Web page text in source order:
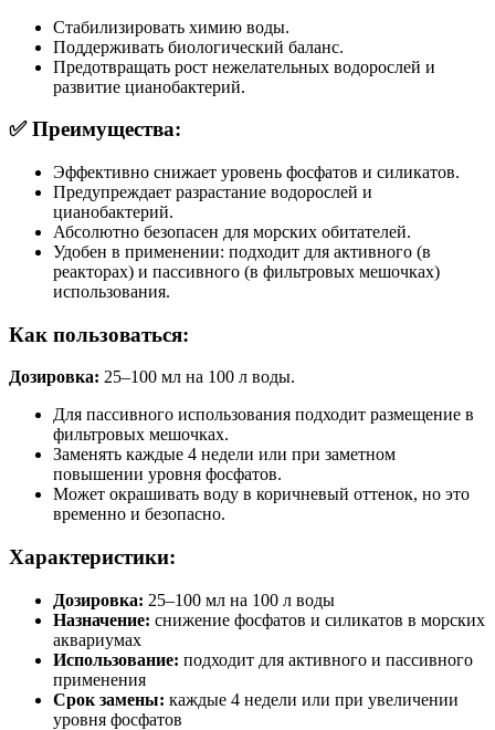
Стабилизировать химию воды.
Поддерживать биологический баланс.
Предотвращать рост нежелательных водорослей и
развитие цианобактерий.
✅ Преимущества:
Эффективно снижает уровень фосфатов и силикатов.
Предупреждает разрастание водорослей и
цианобактерий.
Абсолютно безопасен для морских обитателей.
Удобен в применении: подходит для активного (в
реакторах) и пассивного (в фильтровых мешочках)
использования.
Как пользоваться:
Дозировка: 25–100 мл на 100 л воды.
Для пассивного использования подходит размещение в
фильтровых мешочках.
Заменять каждые 4 недели или при заметном
повышении уровня фосфатов.
Может окрашивать воду в коричневый оттенок, но это
временно и безопасно.
Характеристики:
Дозировка: 25–100 мл на 100 л воды
Назначение: снижение фосфатов и силикатов в морских
аквариумах
Использование: подходит для активного и пассивного
применения
Срок замены: каждые 4 недели или при увеличении
уровня фосфатов